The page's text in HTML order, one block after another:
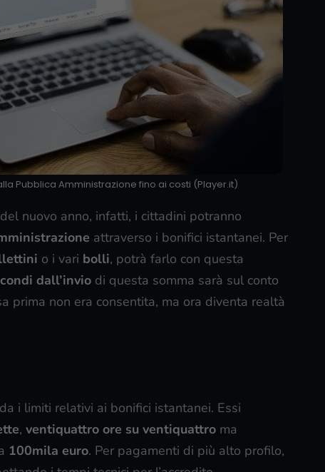
Pubblica Amministrazione fino ai costi (Player.it)
nuovo anno, infatti, i cittadini potranno
attraverso i bonifici istantanei. Per
o i vari bolli, potrà farlo con questa
dall’invio di questa somma sarà sul conto
prima non era consentita, ma ora diventa realtà
i limiti relativi ai bonifici istantanei. Essi
, ventiquattro ore su ventiquattro ma
100mila euro. Per pagamenti di più alto profilo,